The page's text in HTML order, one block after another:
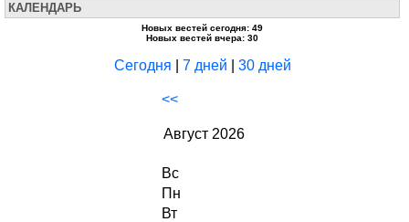
КАЛЕНДАРЬ
Новых вестей сегодня: 49
Новых вестей вчера: 30
Сегодня 7 дней 30 дней
<<
Август 2026
Вс
Пн
Вт